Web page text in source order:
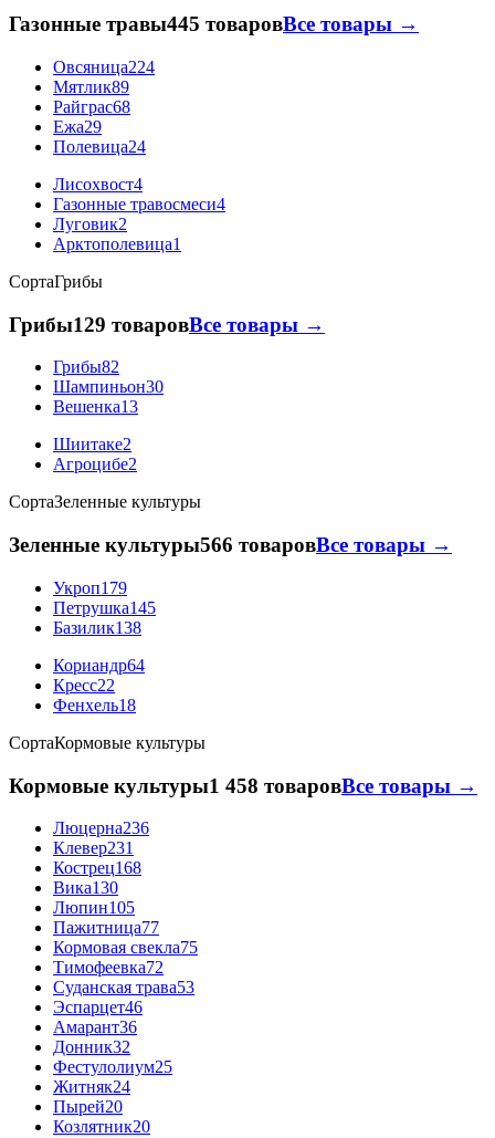
Газонные травы445 товаровВсе товары →
Овсяница224
Мятлик89
Райграс68
Ежа29
Полевица24
Лисохвост4
Газонные травосмеси4
Луговик2
Арктополевица1
СортаГрибы
Грибы129 товаровВсе товары →
Грибы82
Шампиньон30
Вешенка13
Шиитаке2
Агроцибе2
СортаЗеленные культуры
Зеленные культуры566 товаровВсе товары →
Укроп179
Петрушка145
Базилик138
Кориандр64
Кресс22
Фенхель18
СортаКормовые культуры
Кормовые культуры1 458 товаровВсе товары →
Люцерна236
Клевер231
Кострец168
Вика130
Люпин105
Пажитница77
Кормовая свекла75
Тимофеевка72
Суданская трава53
Эспарцет46
Амарант36
Донник32
Фестулолиум25
Житняк24
Пырей20
Козлятник20